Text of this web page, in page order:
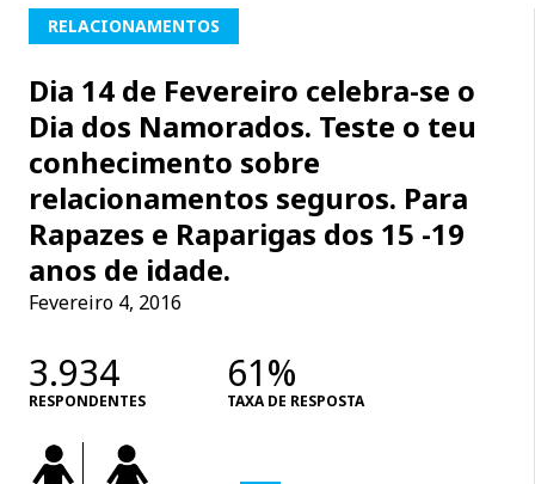
RELACIONAMENTOS
Dia 14 de Fevereiro celebra-se o
Dia dos Namorados. Teste o teu
conhecimento sobre
relacionamentos seguros. Para
Rapazes e Raparigas dos 15 -19
anos de idade.
Fevereiro 4, 2016
3.934
RESPONDENTES
61%
TAXA DE RESPOSTA